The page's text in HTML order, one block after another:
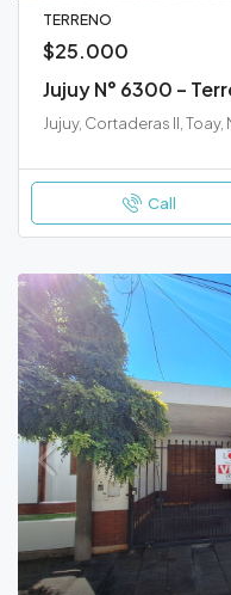
TERRENO
$25.000
Jujuy N° 6300 –
Call